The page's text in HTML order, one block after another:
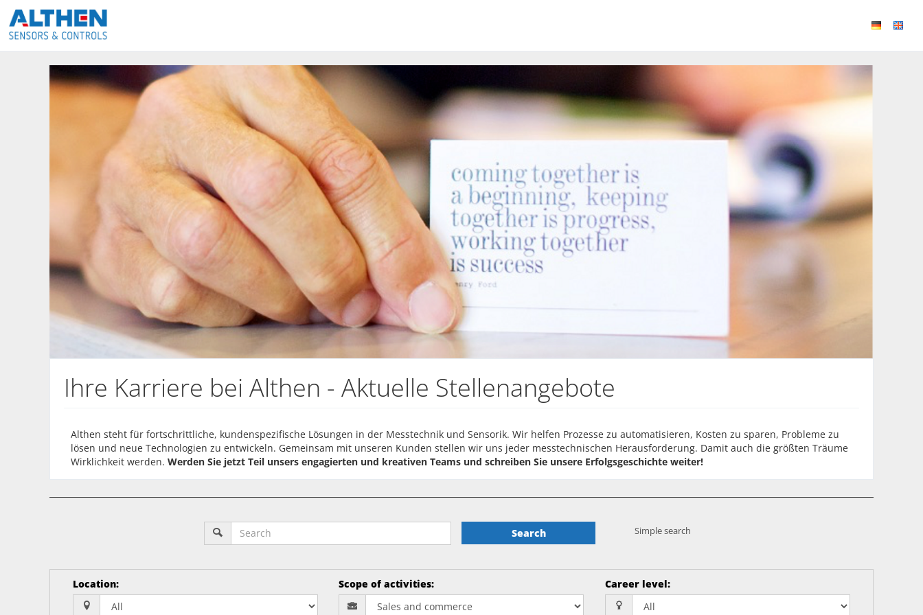
Ihre Karriere bei Althen - Aktuelle Stellenangebote
Althen steht für fortschrittliche, kundenspezifische Lösungen in der Messtechnik und Sensorik. Wir helfen Prozesse zu automatisieren, Kosten zu sparen, Probleme zu
lösen und neue Technologien zu entwickeln. Gemeinsam mit unseren Kunden stellen wir uns jeder messtechnischen Herausforderung. Damit auch die größten Träume
Wirklichkeit werden. Werden Sie jetzt Teil unsers engagierten und kreativen Teams und schreiben Sie unsere Erfolgsgeschichte weiter!
Search Simple search
Location: Scope of activities: Career level: